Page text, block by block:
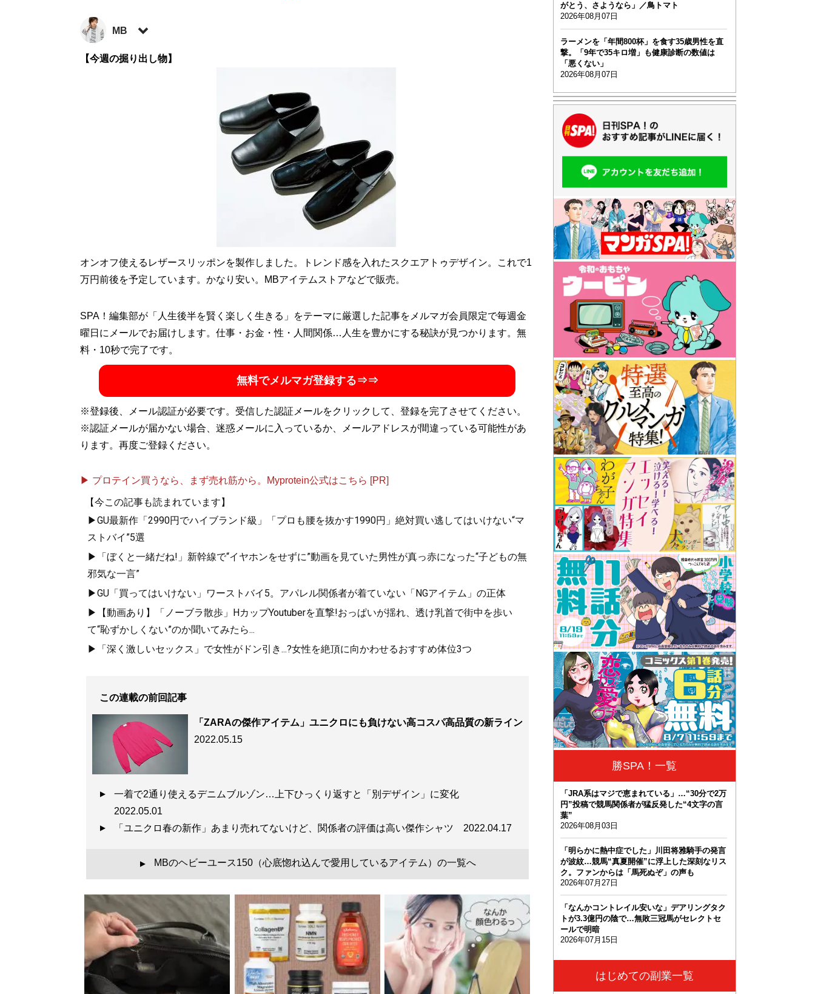
MB
ファッションバイヤー。最新刊『
など関連書籍が累計200万部を突破。ブログ「Knower Mag現役メンズバイヤーが伝えるオシャレになる
MBチャンネル」も話題に。年間の被服費は1000万円超！ （Xアカウン
ロードマップ』
地方のしがないショップ店員はなぜ成功できたのか？
その秘密はロードマップにあった
『MBの偏愛ブランド図鑑 』
今着るべきブランド60の歴史や特色を、自身が愛用する品とともに徹底紹介
ユニクロやGUでもおしゃれな人は何が違うのか？
自信は服で簡単につくることができる!
記事一覧へ
【今週の掘り出し物】
オンオフ使えるレザースリッポンを製作しました。トレンド感を入れたスクエアトゥデザイン。これで1
万円前後を予定しています。かなり安い。MBアイテムストアなどで販売。
SPA！編集部が「人生後半を賢く楽しく生きる」をテーマに厳選した記事をメルマガ会員限定で毎週金
曜日にメールでお届けします。仕事・お金・性・人間関係…人生を豊かにする秘訣が見つかります。無
料・10秒で完了です。
無料でメルマガ登録する⇒⇒
※登録後、メール認証が必要です。受信した認証メールをクリックして、登録を完了させてください。
※認証メールが届かない場合、迷惑メールに入っているか、メールアドレスが間違っている可能性があ
ります。再度ご登録ください。
▶ プロテイン買うなら、まず売れ筋から。Myprotein公式はこちら [PR]
【今この記事も読まれています】
▶GU最新作「2990円でハイブランド級」「プロも腰を抜かす1990円」絶対買い逃してはいけない“マ
ストバイ”5選
▶「ぼくと一緒だね!」新幹線で“イヤホンをせずに”動画を見ていた男性が真っ赤になった“子どもの無
邪気な一言”
▶GU「買ってはいけない」ワーストバイ5。アパレル関係者が着ていない「NGアイテム」の正体
▶【動画あり】「ノーブラ散歩」HカップYoutuberを直撃!おっぱいが揺れ、透け乳首で街中を歩い
て“恥ずかしくない”のか聞いてみたら...
▶「深く激しいセックス」で女性がドン引き...?女性を絶頂に向かわせるおすすめ体位3つ
この連載の前回記事
「ZARAの傑作アイテム」ユニクロにも負けない高コスパ高品質の新ライン
2022.05.15
一着で2通り使えるデニムブルゾン…上下ひっくり返すと「別デザイン」に変化
2022.05.01
「ユニクロ春の新作」あまり売れてないけど、関係者の評価は高い傑作シャツ 2022.04.17
▲ MBのヘビーユース150（心底惚れ込んで愛用しているアイテム）の一覧へ
がとう、さようなら」／鳥トマト
2026年08月07日
ラーメンを「年間800杯」を食す35歳男性を直
撃。「9年で35キロ増」も健康診断の数値は
「悪くない」
2026年08月07日
勝SPA！一覧
「JRA系はマジで恵まれている」…“30分で2万
円”投稿で競馬関係者が猛反発した“4文字の言
葉”
2026年08月03日
「明らかに熱中症でした」川田将雅騎手の発言
が波紋…競馬“真夏開催”に浮上した深刻なリス
ク。ファンからは「馬死ぬぞ」の声も
2026年07月27日
「なんかコントレイル安いな」デアリングタク
トが3.3億円の陰で…無敗三冠馬がセレクトセ
ールで明暗
2026年07月15日
はじめての副業一覧